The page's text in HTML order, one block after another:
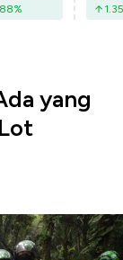
% 1.35
yang